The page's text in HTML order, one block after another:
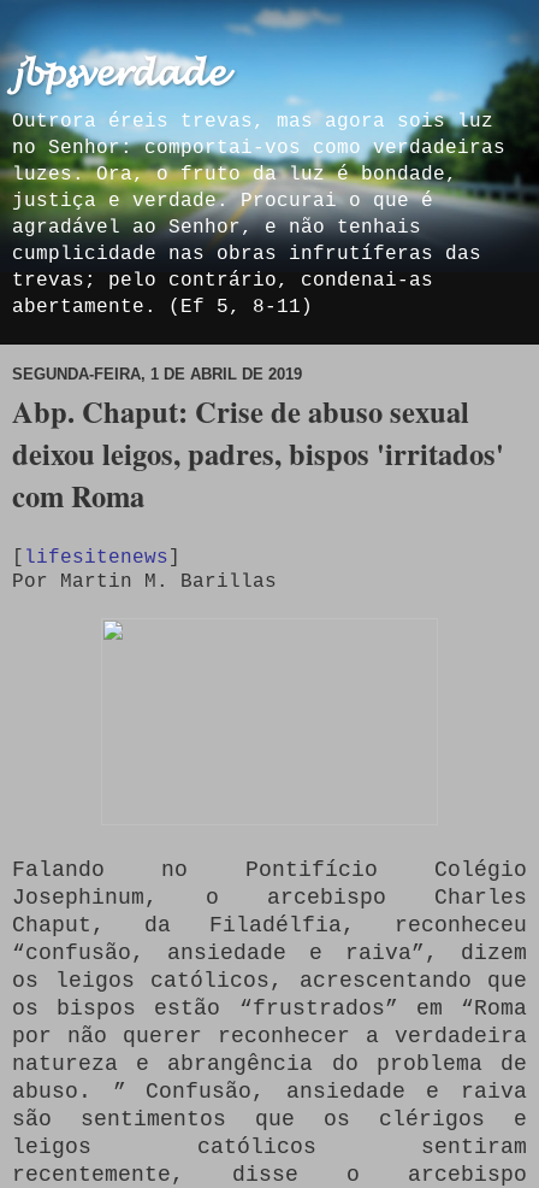
𝓳𝓫𝓹𝓼𝓿𝓮𝓻𝓭𝓪𝓭𝓮
Outrora éreis trevas, mas agora sois luz
no Senhor: comportai-vos como verdadeiras
luzes. Ora, o fruto da luz é bondade,
justiça e verdade. Procurai o que é
agradável ao Senhor, e não tenhais
cumplicidade nas obras infrutíferas das
trevas; pelo contrário, condenai-as
abertamente. (Ef 5, 8-11)
SEGUNDA-FEIRA, 1 DE ABRIL DE 2019
Abp. Chaput: Crise de abuso sexual
deixou leigos, padres, bispos 'irritados'
com Roma
lifesitenews
Por Martin M. Barillas
Falando no Pontifício Colégio
Josephinum, o arcebispo Charles
Chaput, da Filadélfia, reconheceu
“confusão, ansiedade e raiva”, dizem
os leigos católicos, acrescentando que
os bispos estão “frustrados” em “Roma
por não querer reconhecer a verdadeira
natureza e abrangência do problema de
abuso. ”
Confusão, ansiedade e raiva
são sentimentos que os clérigos e
leigos católicos sentiram
recentemente, disse o arcebispo